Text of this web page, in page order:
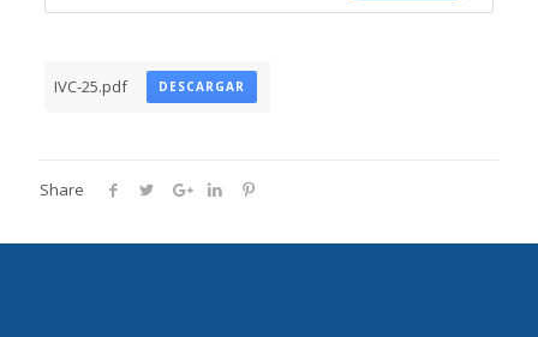
IVC-25.pdf DESCARGAR
Share